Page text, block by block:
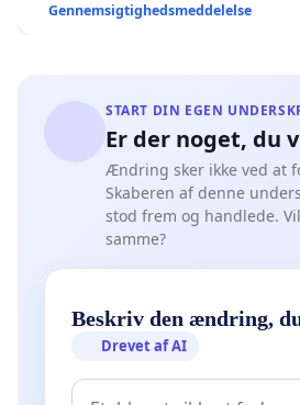
Gennemsigtighedsmeddelelse
START DIN EGEN
Er der noget, du
Ændring sker ikke ved at
Skaberen af denne
stod frem og handlede.
samme?
Beskriv den ændring,
Drevet af AI